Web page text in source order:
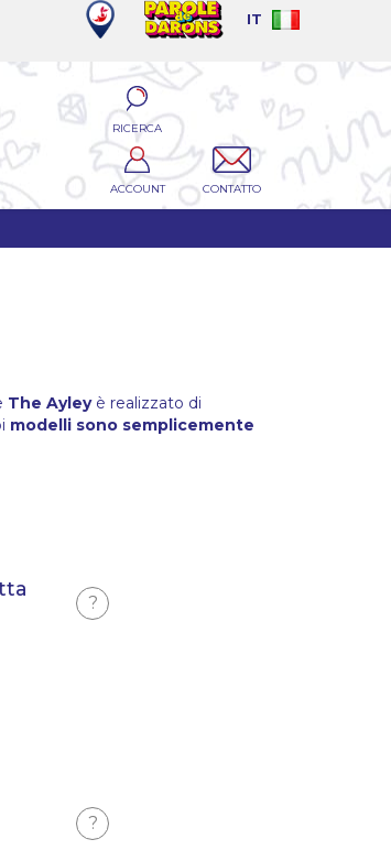
IT
RICERCA
ACCOUNT CONTATTO
The Ayleyè realizzato di
modelli sono semplicemente
?
?